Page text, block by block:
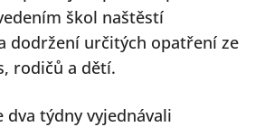
škol naštěstí
dodržení určitých opatření ze
rodičů a dětí.
dva týdny vyjednávali